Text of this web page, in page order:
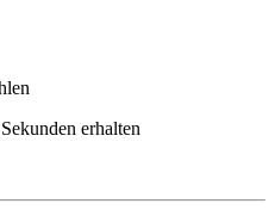
erhalten